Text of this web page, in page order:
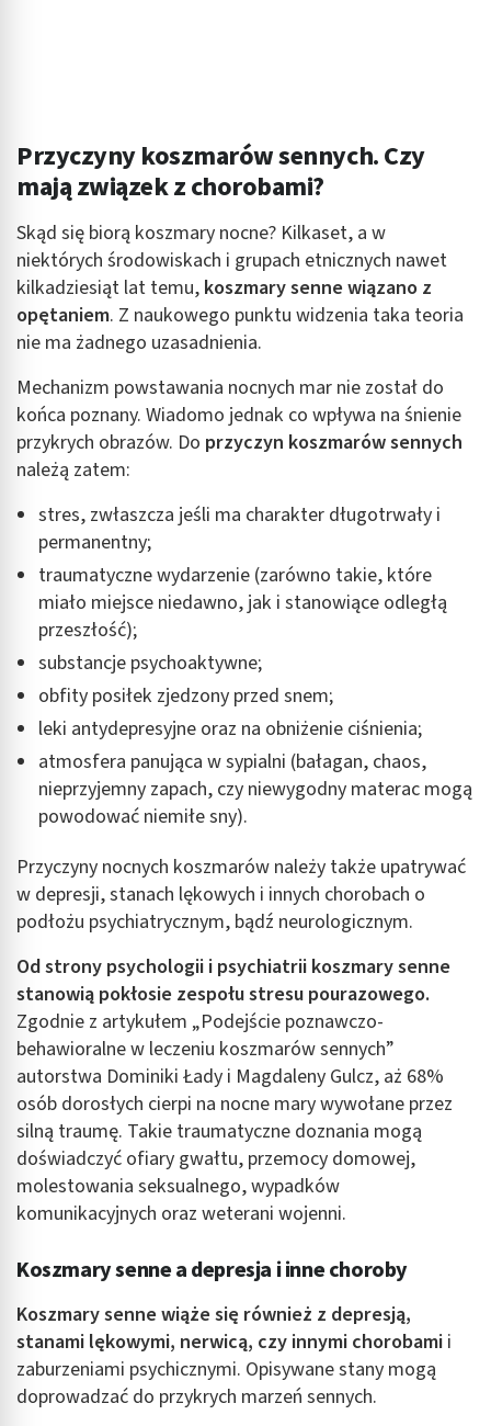
Przyczyny koszmarów sennych. Czy
mają związek z chorobami?
Skąd się biorą koszmary nocne? Kilkaset, a w
niektórych środowiskach i grupach etnicznych nawet
kilkadziesiąt lat temu, koszmary senne wiązano z
opętaniem. Z naukowego punktu widzenia taka teoria
nie ma żadnego uzasadnienia.
Mechanizm powstawania nocnych mar nie został do
końca poznany. Wiadomo jednak co wpływa na śnienie
przykrych obrazów. Do przyczyn koszmarów sennych
należą zatem:
stres, zwłaszcza jeśli ma charakter długotrwały i
permanentny;
traumatyczne wydarzenie (zarówno takie, które
miało miejsce niedawno, jak i stanowiące odległą
przeszłość);
substancje psychoaktywne;
obfity posiłek zjedzony przed snem;
leki antydepresyjne oraz na obniżenie ciśnienia;
atmosfera panująca w sypialni (bałagan, chaos,
nieprzyjemny zapach, czy niewygodny materac mogą
powodować niemiłe sny).
Przyczyny nocnych koszmarów należy także upatrywać
w depresji, stanach lękowych i innych chorobach o
podłożu psychiatrycznym, bądź neurologicznym.
Od strony psychologii i psychiatrii koszmary senne
stanowią pokłosie zespołu stresu pourazowego.
Zgodnie z artykułem „Podejście poznawczo-
behawioralne w leczeniu koszmarów sennych”
autorstwa Dominiki Łady i Magdaleny Gulcz, aż 68%
osób dorosłych cierpi na nocne mary wywołane przez
silną traumę. Takie traumatyczne doznania mogą
doświadczyć ofiary gwałtu, przemocy domowej,
molestowania seksualnego, wypadków
komunikacyjnych oraz weterani wojenni.
Koszmary senne a depresja i inne choroby
Koszmary senne wiąże się również z depresją,
stanami lękowymi, nerwicą, czy innymi chorobami i
zaburzeniami psychicznymi. Opisywane stany mogą
doprowadzać do przykrych marzeń sennych.